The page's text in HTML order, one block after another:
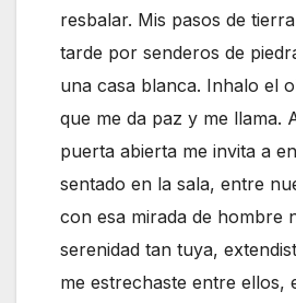
resbalar. Mis pasos de
tarde por senderos de
una casa blanca. Inhalo el
que me da paz y me llama.
puerta abierta me invita a
sentado en la sala, entre
con esa mirada de hombre
serenidad tan tuya,
me estrechaste entre ellos,